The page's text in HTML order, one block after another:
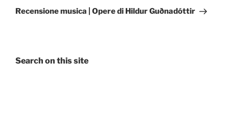
Post
Recensione musica | Opere di Hildur Guðnadóttir
Search on this site